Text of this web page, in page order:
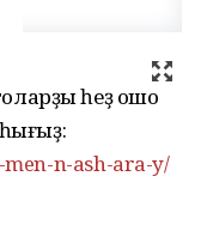
һеҙ ошо
n-ash-ara-y/